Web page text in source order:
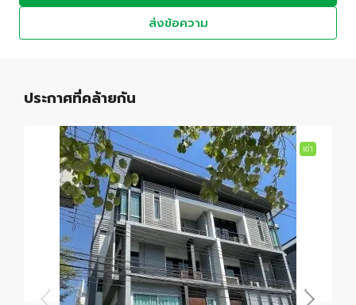
ส่งข้อความ
ประกาศที่คล้ายกัน
เช่า